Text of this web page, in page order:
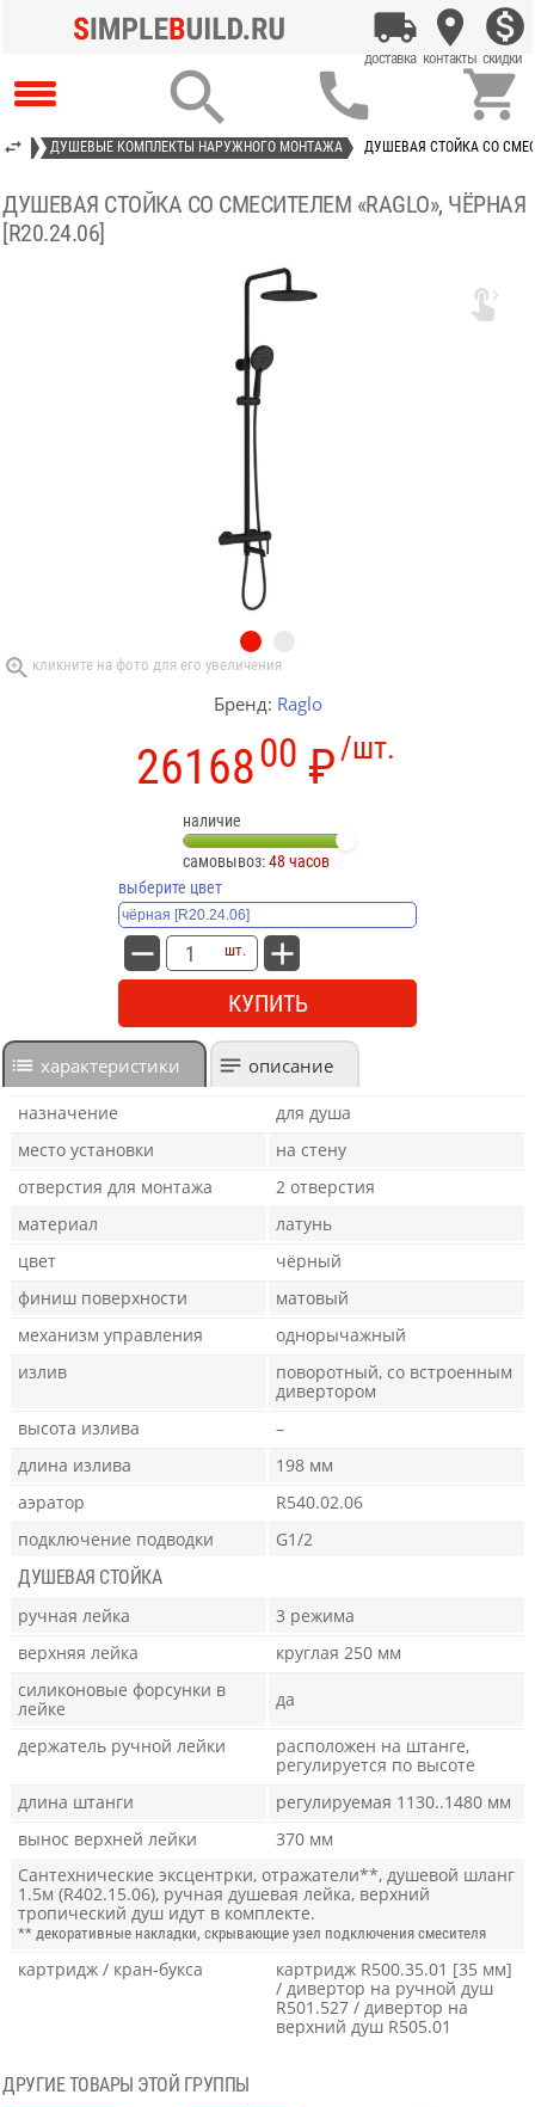
  
ДУШЕВЫЕ КОМПЛЕКТЫ НАРУЖНОГО МОНТАЖА ДУШЕВАЯ СТОЙКА СО
ДУШЕВАЯ СТОЙКА СО СМЕСИТЕЛЕМ «RAGLO», ЧЁРНАЯ
[R20.24.06]

Бренд: Raglo
/шт.
2616800 ₽
наличие
самовывоз:48 часов
выберите цвет
шт.
КУПИТЬ
характеристики описание
назначение
для душа
место установки
на стену
отверстия для монтажа
2 отверстия
материал
латунь
цвет
чёрный
финиш поверхности
матовый
механизм управления
однорычажный
излив
поворотный, со встроенным
дивертором
высота излива
–
длина излива
198 мм
аэратор
R540.02.06
подключение подводки
G1/2
ДУШЕВАЯ СТОЙКА
ручная лейка
3 режима
верхняя лейка
круглая 250 мм
силиконовые форсунки в
лейке
да
держатель ручной лейки
расположен на штанге,
регулируется по высоте
длина штанги
регулируемая 1130..1480 мм
вынос верхней лейки
370 мм
Сантехнические эксцентрки, отражатели**, душевой шланг
1.5м (R402.15.06), ручная душевая лейка, верхний
тропический душ идут в комплекте.
** декоративные накладки, скрывающие узел подключения смесителя
картридж / кран-букса
картридж R500.35.01 [35 мм]
/ дивертор на ручной душ
R501.527 / дивертор на
верхний душ R505.01
ДРУГИЕ ТОВАРЫ ЭТОЙ ГРУППЫ